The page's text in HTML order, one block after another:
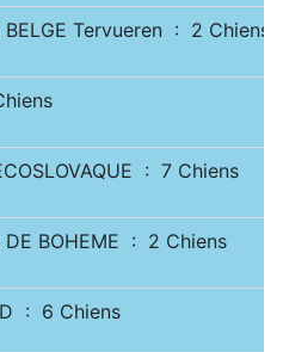
BELGE Tervueren : 2 Chiens
: 7 Chiens
DE BOHEME : 2 Chiens
: 6 Chiens